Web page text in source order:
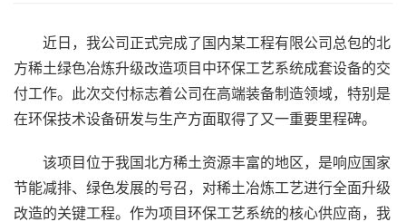
近日，我公司正式完成了国内某工程有限公司总包的北
方稀土绿色冶炼升级改造项目中环保工艺系统成套设备的交
付工作。此次交付标志着公司在高端装备制造领域，特别是
在环保技术设备研发与生产方面取得了又一重要里程碑。
该项目位于我国北方稀土资源丰富的地区，是响应国家
节能减排、绿色发展的号召，对稀土冶炼工艺进行全面升级
改造的关键工程。作为项目环保工艺系统的核心供应商，我